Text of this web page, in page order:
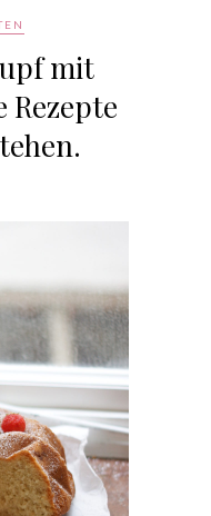
mit
Rezepte